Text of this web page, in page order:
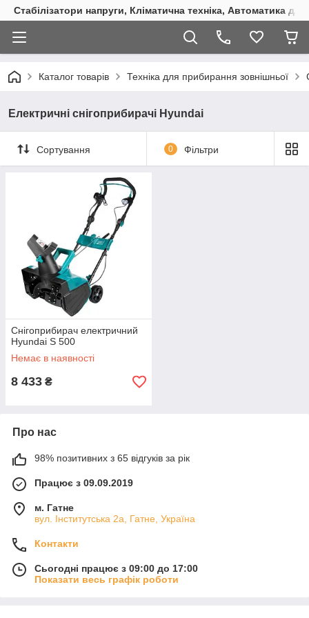
Стабілізатори напруги, Кліматична техніка, Автоматика
Каталог товарів Техніка для прибирання зовнішньої
Електричні снігоприбирачі Hyundai
Сортування 0 Фільтри
Снігоприбирач електричний
Hyundai S 500
Немає в наявності
8 433 ₴
Про нас
98% позитивних з 65 відгуків за рік
Працює з 09.09.2019
м. Гатне
вул. Інститутська 2а, Гатне, Україна
Контакти
Сьогодні працює з 09:00 до 17:00
Показати весь графік роботи